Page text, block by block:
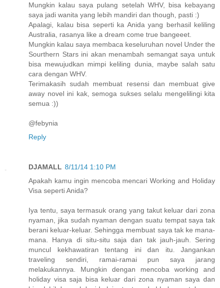
Mungkin kalau saya pulang setelah WHV, bisa kebayang
saya jadi wanita yang lebih mandiri dan though, pasti :)
Apalagi, kalau bisa seperti ka Anida yang berhasil keliling
Australia, rasanya like a dream come true bangeeet.
Mungkin kalau saya membaca keseluruhan novel Under the
Sourthern Stars ini akan menambah semangat saya untuk
bisa mewujudkan mimpi keliling dunia, maybe salah satu
cara dengan WHV.
Terimakasih sudah membuat resensi dan membuat give
away novel ini kak, semoga sukses selalu mengelilingi kita
semua :))
@febynia
Reply
DJAMALL 8/11/14 1:10 PM
Apakah kamu ingin mencoba mencari Working and Holiday
Visa seperti Anida?
Iya tentu, saya termasuk orang yang takut keluar dari zona
nyaman, jika sudah nyaman dengan suatu tempat saya tak
berani keluar-keluar. Sehingga membuat saya tak ke mana-
mana. Hanya di situ-situ saja dan tak jauh-jauh. Sering
muncul kekhawatiran tentang ini dan itu. Jangankan
traveling sendiri, ramai-ramai pun saya jarang
melakukannya. Mungkin dengan mencoba working and
holiday visa saja bisa keluar dari zona nyaman saya dan